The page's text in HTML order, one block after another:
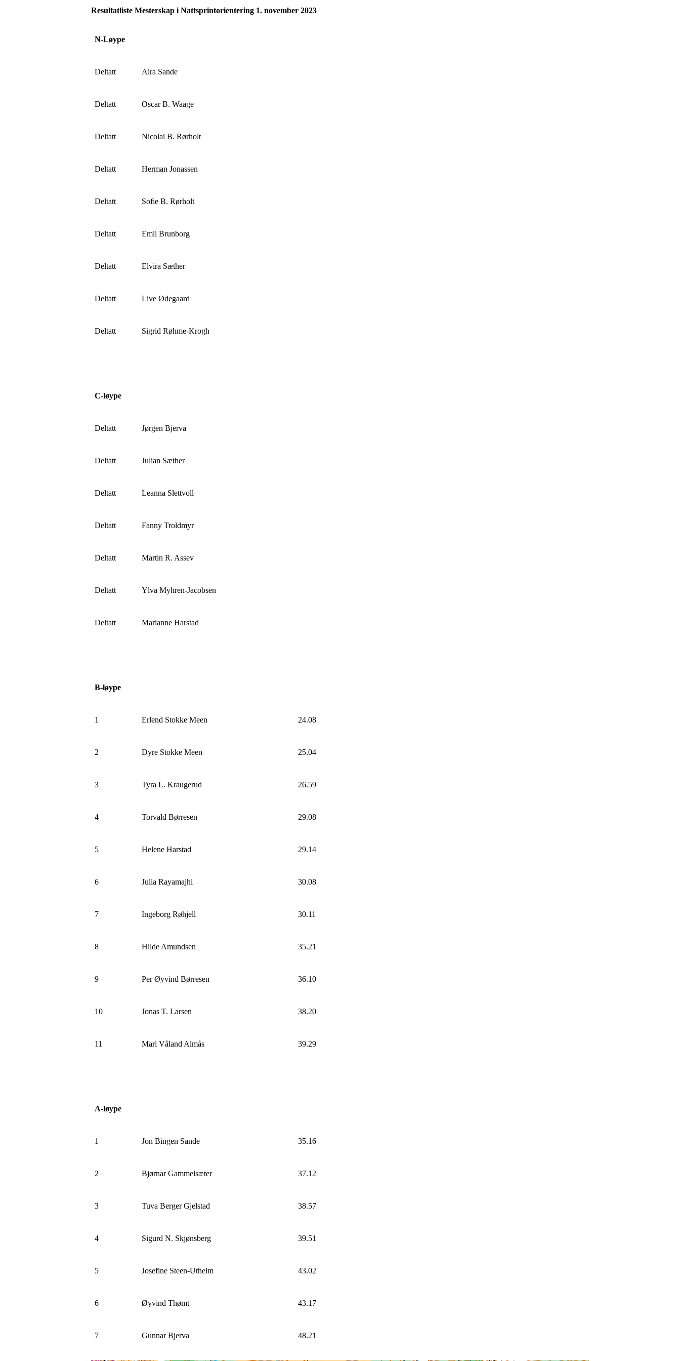
Resultatliste Mesterskap i Nattsprintorientering 1. november 2023
N-Løype
Deltatt Aira Sande
Deltatt Oscar B. Waage
Deltatt Nicolai B. Rørholt
Deltatt Herman Jonassen
Deltatt Sofie B. Rørholt
Deltatt Emil Brunborg
Deltatt Elvira Sæther
Deltatt Live Ødegaard
Deltatt Sigrid Røhme-Krogh
C-løype
Deltatt Jørgen Bjerva
Deltatt Julian Sæther
Deltatt Leanna Slettvoll
Deltatt Fanny Troldmyr
Deltatt Martin R. Assev
Deltatt Ylva Myhren-Jacobsen
Deltatt Marianne Harstad
B-løype
1 Erlend Stokke Meen 24.08
2 Dyre Stokke Meen 25.04
3 Tyra L. Kraugerud 26.59
4 Torvald Børresen 29.08
5 Helene Harstad 29.14
6 Julia Rayamajhi 30.08
7 Ingeborg Røhjell 30.11
8 Hilde Amundsen 35.21
9 Per Øyvind Børresen 36.10
10 Jonas T. Larsen 38.20
11 Mari Våland Almås 39.29
A-løype
1 Jon Bingen Sande 35.16
2 Bjørnar Gammelsæter 37.12
3 Tuva Berger Gjelstad 38.57
4 Sigurd N. Skjønsberg 39.51
5 Josefine Steen-Utheim 43.02
6 Øyvind Thømt 43.17
7 Gunnar Bjerva 48.21